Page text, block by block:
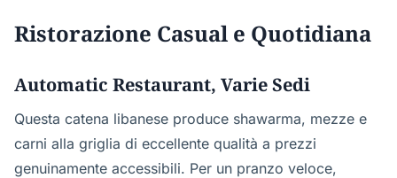
Ristorazione Casual e Quotidiana
Automatic Restaurant, Varie Sedi
Questa catena libanese produce shawarma, mezze e
carni alla griglia di eccellente qualità a prezzi
genuinamente accessibili. Per un pranzo veloce,